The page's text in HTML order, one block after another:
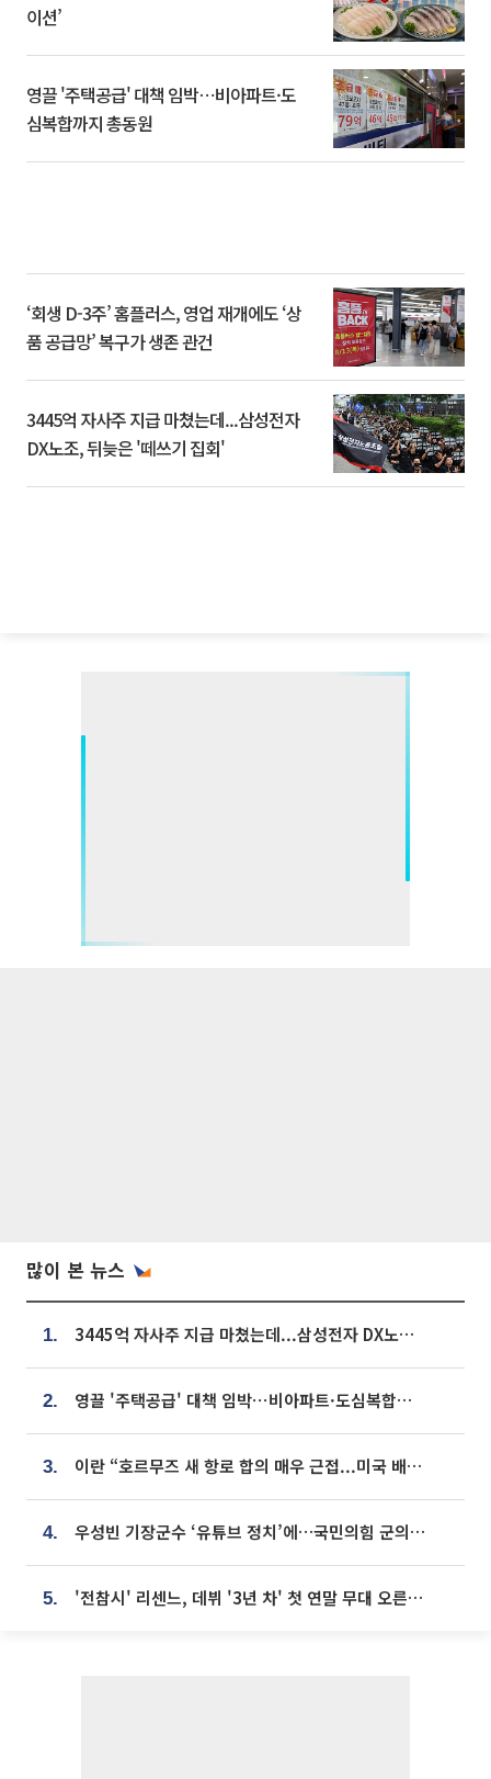
이션’
영끌 '주택공급' 대책 임박⋯비아파트·도
심복합까지 총동원
‘회생 D-3주’ 홈플러스, 영업 재개에도 ‘상
품 공급망’ 복구가 생존 관건
3445억 자사주 지급 마쳤는데...삼성전자
DX노조, 뒤늦은 '떼쓰기 집회'
많이 본 뉴스
1. 3445억 자사주 지급 마쳤는데...삼성전자 DX노조, 뒤늦은 '떼쓰기 집회'
2. 영끌 '주택공급' 대책 임박⋯비아파트·도심복합까지 총동원
3. 이란 “호르무즈 새 항로 합의 매우 근접...미국 배상 먼저”
4. 우성빈 기장군수 ‘유튜브 정치’에…국민의힘 군의원들 집단 반발
5. '전참시' 리센느, 데뷔 '3년 차' 첫 연말 무대 오른다⋯"그동안 섭외 안 와"